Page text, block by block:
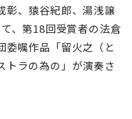
彰、猿谷紀郎、湯浅譲
、第18回受賞者の法倉
委嘱作品「留火之（と
トラの為の」が演奏さ